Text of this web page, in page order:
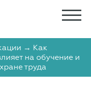
→ Как
на обучение и
труда